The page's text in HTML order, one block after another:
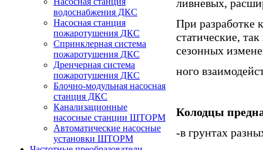
водоснабжения ДКС
Насосная станция
пожаротушения ДКС
Спринклерная система
пожаротушения ДКС
Дренчерная система
пожаротушения ДКС
Блочно-модульная насосная
станция ДКС
Канализационные
насосные станции ШТОРМ
Автоматические насосные
установки ШТОРМ
ливневых,
При разработке
статические,
сезонных
ного
Колодцы
-в грунтах